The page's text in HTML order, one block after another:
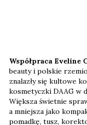
Współpraca Eveline
beauty i polskie
znalazły się kultowe
kosmetyczki DAAG w
Większa świetnie
a mniejsza jako
pomadkę, tusz,